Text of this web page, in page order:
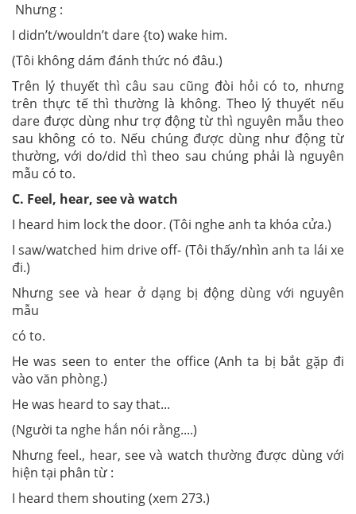
Nhưng :
I didn’t/wouldn’t dare {to) wake him.
(Tôi không dám đánh thức nó đâu.)
Trên lý thuyết thì câu sau cũng đòi hỏi có to, nhưng
trên thực tế thì thường là không. Theo lý thuyết nếu
dare được dùng như trợ động từ thì nguyên mẫu theo
sau không có to. Nếu chúng được dùng như động từ
thường, với do/did thì theo sau chúng phải là nguyên
mẫu có to.
C. Feel, hear, see và watch
I heard him lock the door. (Tôi nghe anh ta khóa cửa.)
I saw/watched him drive off- (Tôi thấy/nhìn anh ta lái xe
đi.)
Nhưng see và hear ở dạng bị động dùng với nguyên
mẫu
có to.
He was seen to enter the office (Anh ta bị bắt gặp đi
vào văn phòng.)
He was heard to say that...
(Người ta nghe hắn nói rằng....)
Nhưng feel., hear, see và watch thường được dùng với
hiện tại phân từ :
I heard them shouting (xem 273.)